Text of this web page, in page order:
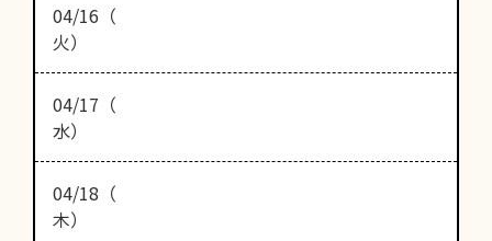
04/16（
火）
04/17（
水）
04/18（
木）